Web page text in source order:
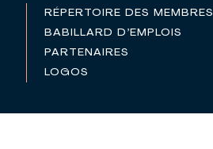
RÉPERTOIRE DES MEMBRES
BABILLARD D’EMPLOIS
PARTENAIRES
LOGOS